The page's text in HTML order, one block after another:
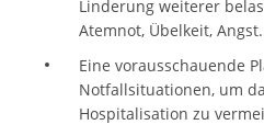
Linderung weiterer
Atemnot, Übelkeit,
Eine vorausschauende
Notfallsituationen, um
Hospitalisation zu